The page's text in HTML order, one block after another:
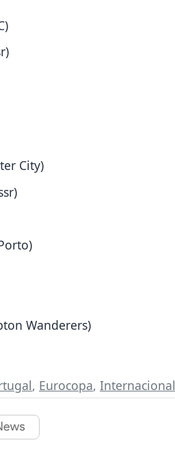
City)
Wanderers)
, Eurocopa, Internacional